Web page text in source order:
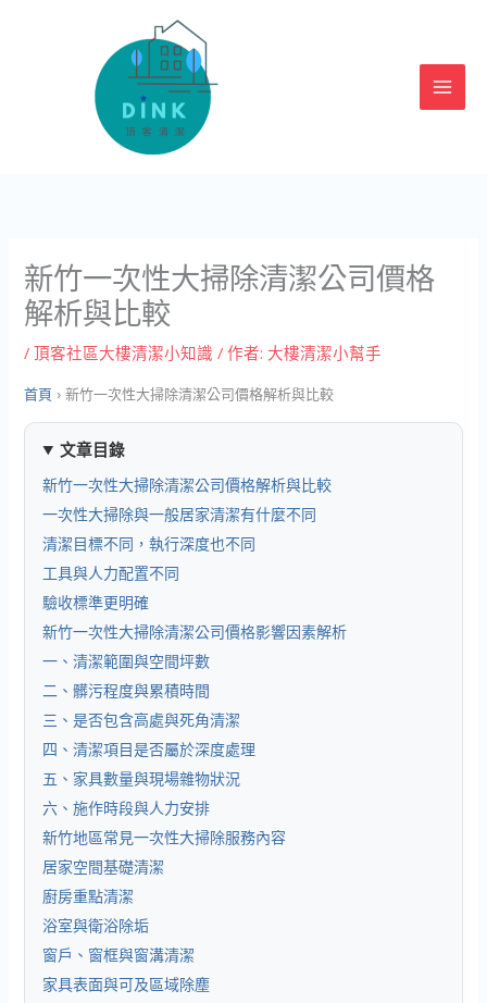
新竹一次性大掃除清潔公司價格
解析與比較
/頂客社區大樓清潔小知識 / 作者: 大樓清潔小幫手
首頁 ›新竹一次性大掃除清潔公司價格解析與比較
文章目錄
新竹一次性大掃除清潔公司價格解析與比較
一次性大掃除與一般居家清潔有什麼不同
清潔目標不同，執行深度也不同
工具與人力配置不同
驗收標準更明確
新竹一次性大掃除清潔公司價格影響因素解析
一、清潔範圍與空間坪數
二、髒污程度與累積時間
三、是否包含高處與死角清潔
四、清潔項目是否屬於深度處理
五、家具數量與現場雜物狀況
六、施作時段與人力安排
新竹地區常見一次性大掃除服務內容
居家空間基礎清潔
廚房重點清潔
浴室與衛浴除垢
窗戶、窗框與窗溝清潔
家具表面與可及區域除塵